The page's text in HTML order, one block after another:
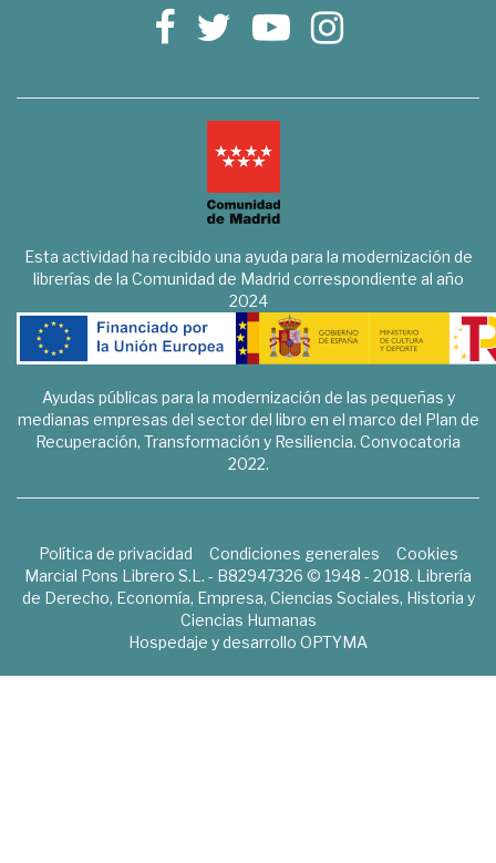
Esta actividad ha recibido una ayuda para la modernización de
librerías de la Comunidad de Madrid correspondiente al año
2024
Ayudas públicas para la modernización de las pequeñas y
medianas empresas del sector del libro en el marco del Plan de
Recuperación, Transformación y Resiliencia. Convocatoria
2022.
Política de privacidad Condiciones generales
Cookies
Marcial Pons Librero S.L. - B82947326 © 1948 - 2018. Librería
de Derecho, Economía, Empresa, Ciencias Sociales, Historia y
Ciencias Humanas
Hospedaje y desarrollo OPTYMA